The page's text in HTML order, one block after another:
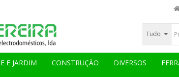
Tudo
E JARDIM CONSTRUÇÃO DIVERSOS